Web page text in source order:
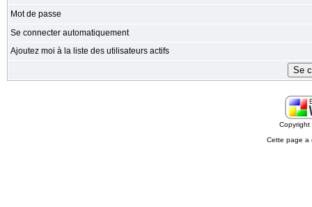
Mot de passe
Se connecter automatiquement
Ajoutez moi à la liste des utilisateurs actifs
Cette page a